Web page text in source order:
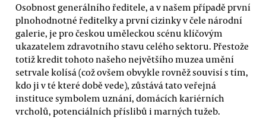
Osobnost generálního ředitele, a v našem případě první
plnohodnotné ředitelky a první cizinky v čele národní
galerie, je pro českou uměleckou scénu klíčovým
ukazatelem zdravotního stavu celého sektoru. Přestože
totiž kredit tohoto našeho největšího muzea umění
setrvale kolísá (což ovšem obvykle rovněž souvisí s tím,
kdo ji v té které době vede), zůstává tato veřejná
instituce symbolem uznání, domácích kariérních
vrcholů, potenciálních příslibů i marných tužeb.